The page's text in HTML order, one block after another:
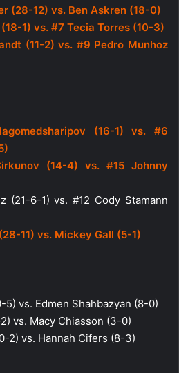
(28-12) vs. Ben Askren (18-0)
1) vs. #7 Tecia Torres (10-3)
(11-2) vs. #9 Pedro Munhoz
(16-1) vs. #6
(14-4) vs. #15 Johnny
(21-6-1) vs. #12 Cody Stamann
11) vs. Mickey Gall (5-1)
5) vs. Edmen Shahbazyan (8-0)
vs. Macy Chiasson (3-0)
2) vs. Hannah Cifers (8-3)